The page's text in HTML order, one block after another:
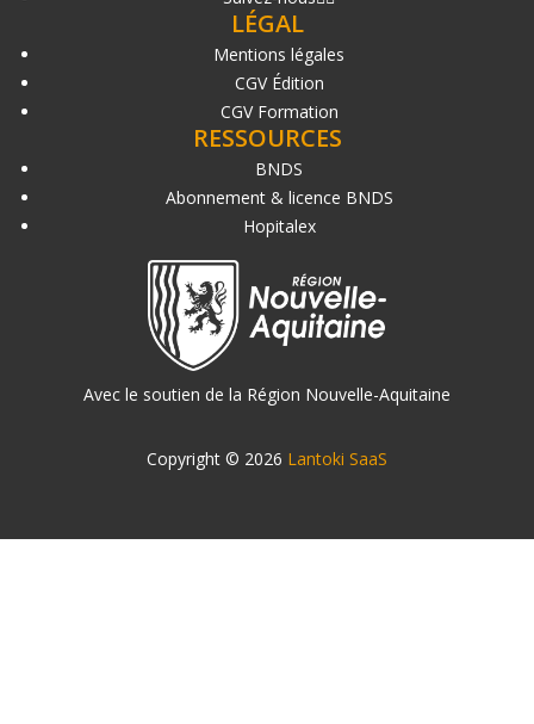
LÉGAL
Mentions légales
CGV Édition
CGV Formation
RESSOURCES
BNDS
Abonnement & licence BNDS
Hopitalex
Avec le soutien de la Région Nouvelle-Aquitaine
Copyright © 2026 Lantoki SaaS